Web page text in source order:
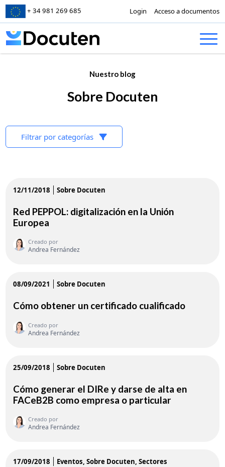
+ 34 981 269 685 Login Acceso a documentos
Skip to content
Nuestro blog
Sobre Docuten
Filtrar por categorías
12/11/2018 Sobre Docuten
Red PEPPOL: digitalización en la Unión
Europea
Creado por
Andrea Fernández
08/09/2021 Sobre Docuten
Cómo obtener un certificado cualificado
Creado por
Andrea Fernández
25/09/2018 Sobre Docuten
Cómo generar el DIRe y darse de alta en
FACeB2B como empresa o particular
Creado por
Andrea Fernández
17/09/2018 Eventos Sobre Docuten Sectores